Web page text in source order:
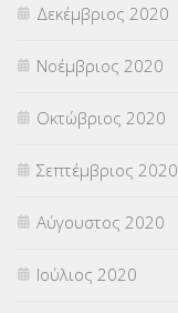
Δεκέμβριος 2020
Νοέμβριος 2020
Οκτώβριος 2020
Σεπτέμβριος 2020
Αύγουστος 2020
Ιούλιος 2020